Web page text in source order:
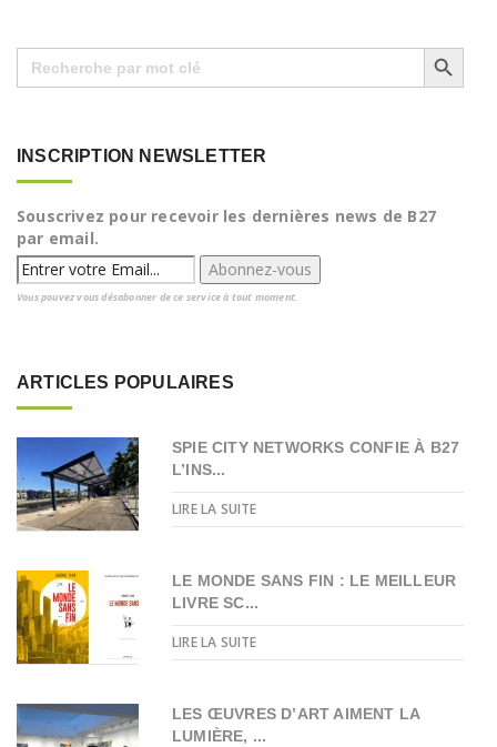
Search
for:
Search Button
INSCRIPTION NEWSLETTER
Souscrivez pour recevoir les dernières news de B27
par email.
Vous pouvez vous désabonner de ce service à tout moment.
ARTICLES POPULAIRES
SPIE CITY NETWORKS CONFIE À B27
L’INS...
LIRE LA SUITE
LE MONDE SANS FIN : LE MEILLEUR
LIVRE SC...
LIRE LA SUITE
LES ŒUVRES D’ART AIMENT LA
LUMIÈRE, ...